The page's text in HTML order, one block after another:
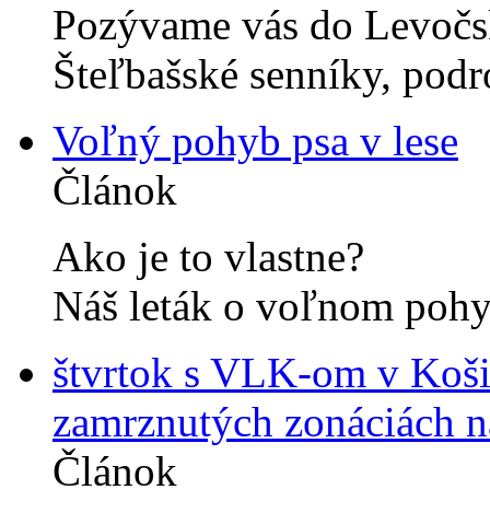
Pozývame vás do
Šteľbašské senníky,
Voľný pohyb psa v lese
Článok
Ako je to vlastne?
Náš leták o voľnom
štvrtok s VLK-om v
zamrznutých zonáciách
Článok